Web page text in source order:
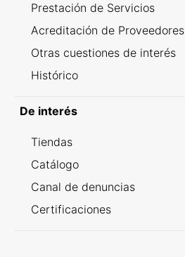
Prestación de Servicios
Acreditación de Proveedores
Otras cuestiones de interés
Histórico
De interés
Tiendas
Catálogo
Canal de denuncias
Certificaciones